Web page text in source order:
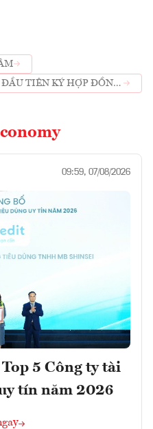
ĐẦU TIÊN KÝ HỢP ĐỒNG
09:59, 07/08/2026
5 Công ty tài
tín năm 2026